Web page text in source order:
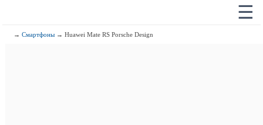
☰
→Смартфоны → Huawei Mate RS Porsche Design